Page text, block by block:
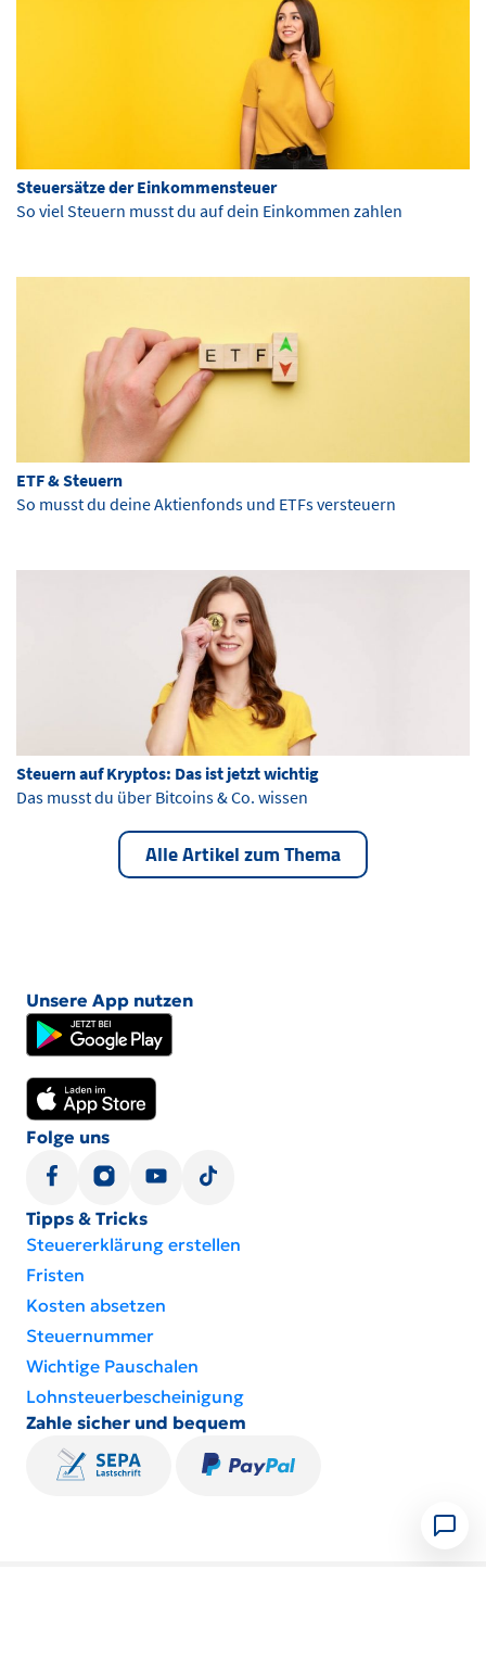
Steuersätze der Einkommensteuer
So viel Steuern musst du auf dein Einkommen zahlen
ETF & Steuern
So musst du deine Aktienfonds und ETFs versteuern
Steuern auf Kryptos: Das ist jetzt wichtig
Das musst du über Bitcoins & Co. wissen
Alle Artikel zum Thema
Unsere App nutzen
Folge uns
Tipps & Tricks
Steuererklärung erstellen
Fristen
Kosten absetzen
Steuernummer
Wichtige Pauschalen
Lohnsteuer­be­schei­ni­gung
Zahle sicher und bequem